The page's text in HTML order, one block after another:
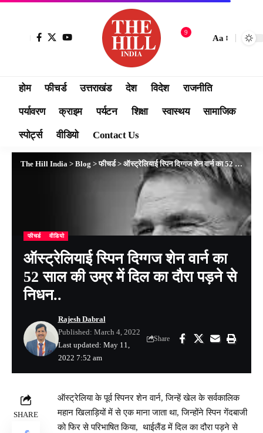
9
Aa
होम फीचर्ड उत्तराखंड देश विदेश राजनीति
पर्यावरण क्राइम पर्यटन शिक्षा स्वास्थय सामाजिक
स्पोर्ट्स वीडियो Contact Us
The Hill India > Blog >फीचर्ड> ऑस्ट्रेलियाई स्पिन दिग्गज शेन वार्न का 52 साल की उम्र में दिल का दौरा पड़ने से निधन..
फीचर्ड वीडियो
ऑस्ट्रेलियाई स्पिन दिग्गज शेन वार्न का
52 साल की उम्र में दिल का दौरा पड़ने से
निधन..
Last updated: May 11,
2022 7:52 am
Rajesh Dabral
Published: March 4, 2022
Share
SHARE
ऑस्ट्रेलिया के पूर्व स्पिनर शेन वार्न, जिन्हें खेल के सर्वकालिक
महान खिलाड़ियों में से एक माना जाता था, जिन्होंने स्पिन गेंदबाजी
को फिर से परिभाषित किया, थाईलैंड में दिल का दौरा पड़ने से